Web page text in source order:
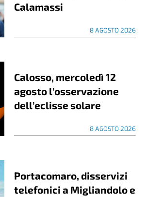
Calamassi
8 AGOSTO 2026
Calosso, mercoledì 12
agosto l’osservazione
dell’eclisse solare
8 AGOSTO 2026
Portacomaro, disservizi
telefonici a Migliandolo e